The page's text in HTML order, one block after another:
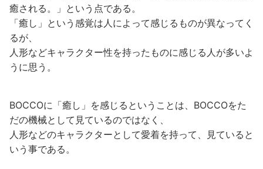
癒される。」という点である。
「癒し」という感覚は人によって感じるものが異なってく
るが、
人形などキャラクター性を持ったものに感じる人が多いよ
うに思う。
BOCCOに「癒し」を感じるということは、BOCCOをた
だの機械として見ているのではなく、
人形などのキャラクターとして愛着を持って、見ていると
いう事である。